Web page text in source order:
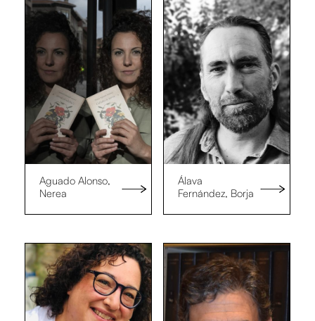
Aguado Alonso,
Nerea
Álava
Fernández, Borja